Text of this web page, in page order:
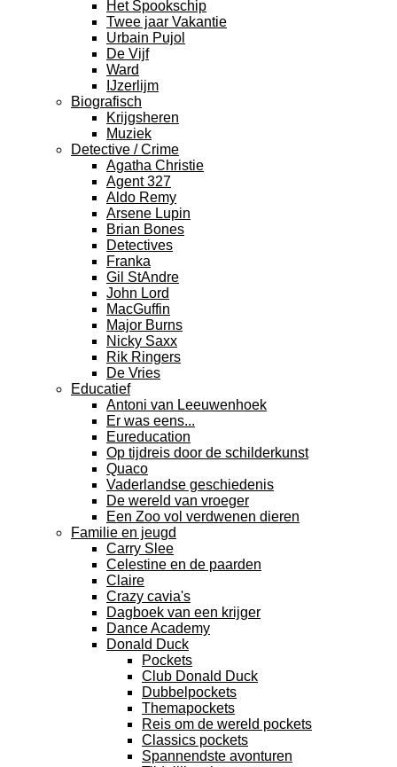
Het Spookschip
Twee jaar Vakantie
Urbain Pujol
De Vijf
Ward
IJzerlijm
Biografisch
Krijgsheren
Muziek
Detective / Crime
Agatha Christie
Agent 327
Aldo Remy
Arsene Lupin
Brian Bones
Detectives
Franka
Gil StAndre
John Lord
MacGuffin
Major Burns
Nicky Saxx
Rik Ringers
De Vries
Educatief
Antoni van Leeuwenhoek
Er was eens...
Eureducation
Op tijdreis door de schilderkunst
Quaco
Vaderlandse geschiedenis
De wereld van vroeger
Een Zoo vol verdwenen dieren
Familie en jeugd
Carry Slee
Celestine en de paarden
Claire
Crazy cavia's
Dagboek van een krijger
Dance Academy
Donald Duck
Pockets
Club Donald Duck
Dubbelpockets
Themapockets
Reis om de wereld pockets
Classics pockets
Spannendste avonturen